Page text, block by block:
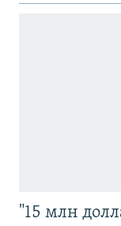
"15 млн